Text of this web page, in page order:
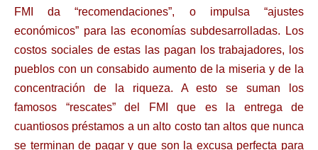
FMI da “recomendaciones”, o impulsa “ajustes
económicos” para las economías subdesarrolladas. Los
costos sociales de estas las pagan los trabajadores, los
pueblos con un consabido aumento de la miseria y de la
concentración de la riqueza. A esto se suman los
famosos “rescates” del FMI que es la entrega de
cuantiosos préstamos a un alto costo tan altos que nunca
se terminan de pagar y que son la excusa perfecta para